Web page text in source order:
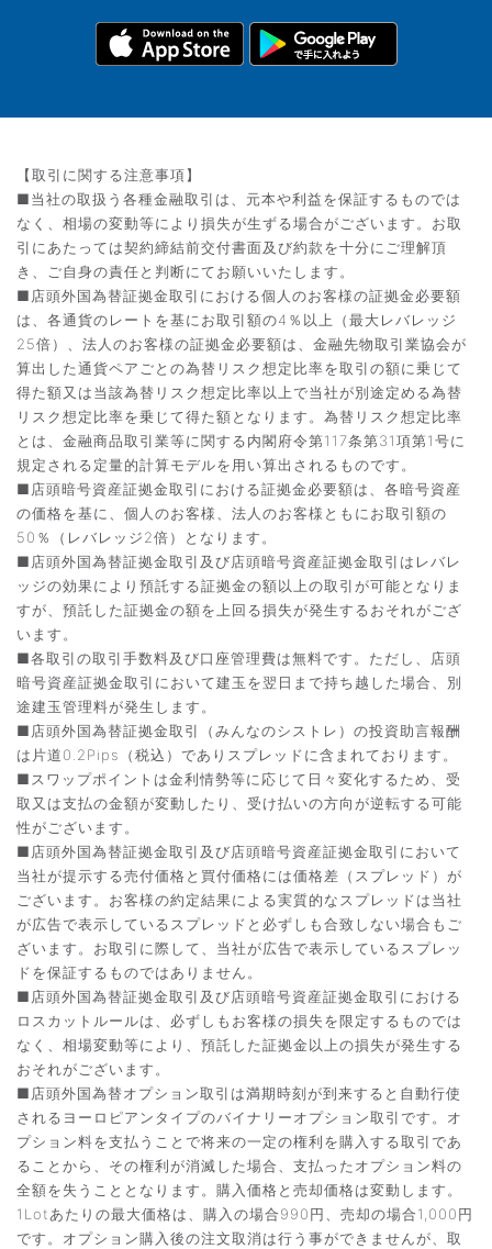
【取引に関する注意事項】
■当社の取扱う各種金融取引は、元本や利益を保証するものでは
なく、相場の変動等により損失が生ずる場合がございます。お取
引にあたっては契約締結前交付書面及び約款を十分にご理解頂
き、ご自身の責任と判断にてお願いいたします。
■店頭外国為替証拠金取引における個人のお客様の証拠金必要額
は、各通貨のレートを基にお取引額の4％以上（最大レバレッジ
25倍）、法人のお客様の証拠金必要額は、金融先物取引業協会が
算出した通貨ペアごとの為替リスク想定比率を取引の額に乗じて
得た額又は当該為替リスク想定比率以上で当社が別途定める為替
リスク想定比率を乗じて得た額となります。為替リスク想定比率
とは、金融商品取引業等に関する内閣府令第117条第31項第1号に
規定される定量的計算モデルを用い算出されるものです。
■店頭暗号資産証拠金取引における証拠金必要額は、各暗号資産
の価格を基に、個人のお客様、法人のお客様ともにお取引額の
50％（レバレッジ2倍）となります。
■店頭外国為替証拠金取引及び店頭暗号資産証拠金取引はレバレ
ッジの効果により預託する証拠金の額以上の取引が可能となりま
すが、預託した証拠金の額を上回る損失が発生するおそれがござ
います。
■各取引の取引手数料及び口座管理費は無料です。ただし、店頭
暗号資産証拠金取引において建玉を翌日まで持ち越した場合、別
途建玉管理料が発生します。
■店頭外国為替証拠金取引（みんなのシストレ）の投資助言報酬
は片道0.2Pips（税込）でありスプレッドに含まれております。
■スワップポイントは金利情勢等に応じて日々変化するため、受
取又は支払の金額が変動したり、受け払いの方向が逆転する可能
性がございます。
■店頭外国為替証拠金取引及び店頭暗号資産証拠金取引において
当社が提示する売付価格と買付価格には価格差（スプレッド）が
ございます。お客様の約定結果による実質的なスプレッドは当社
が広告で表示しているスプレッドと必ずしも合致しない場合もご
ざいます。お取引に際して、当社が広告で表示しているスプレッ
ドを保証するものではありません。
■店頭外国為替証拠金取引及び店頭暗号資産証拠金取引における
ロスカットルールは、必ずしもお客様の損失を限定するものでは
なく、相場変動等により、預託した証拠金以上の損失が発生する
おそれがございます。
■店頭外国為替オプション取引は満期時刻が到来すると自動行使
されるヨーロピアンタイプのバイナリーオプション取引です。オ
プション料を支払うことで将来の一定の権利を購入する取引であ
ることから、その権利が消滅した場合、支払ったオプション料の
全額を失うこととなります。購入価格と売却価格は変動します。
1Lotあたりの最大価格は、購入の場合990円、売却の場合1,000円
です。オプション購入後の注文取消は行う事ができませんが、取